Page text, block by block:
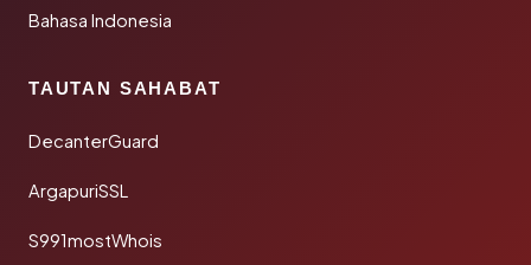
Bahasa Indonesia
TAUTAN SAHABAT
DecanterGuard
ArgapuriSSL
S991mostWhois